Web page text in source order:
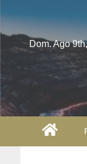
Dom. Ago